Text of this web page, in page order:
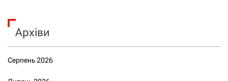
Архіви
Серпень 2026